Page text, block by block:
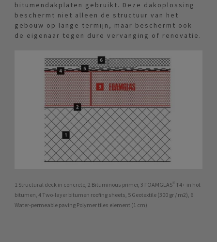
bitumendakplaten gebruikt. Deze dakoplossing
beschermt niet alleen de structuur van het
gebouw op lange termijn, maar beschermt ook
de eigenaar tegen dure vervanging of renovatie.
1 Structural deck in concrete, 2 Bituminous primer, 3 FOAMGLAS® T4+ in hot
bitumen, 4 Two-layer bitumen roofing sheets, 5 Geotextile (300 gr / m2), 6
Water-permeable paving Polymer tiles element (1 cm)